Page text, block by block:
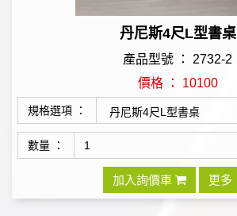
丹尼斯4尺L型書桌
產品型號 ： 2732-2
價格 ： 10100
規格選項 ：
數量 ：
加入詢價車 更多